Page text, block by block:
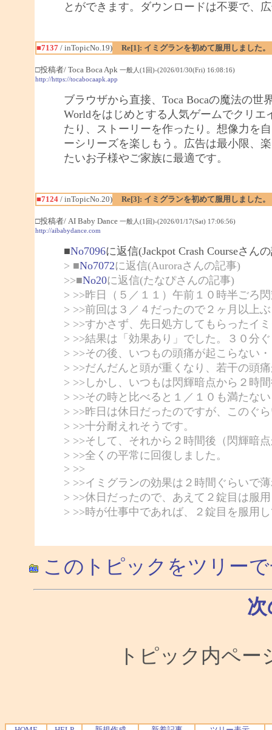
とができます。ダウンロードは不要で、
■7137/ inTopicNo.19) Re[1]: イミグランを初めて服用しました。
□投稿者/ Toca Boca Apk 一般人(1回)-(2026/01/30(Fri) 16:08:16)
http://https://tocabocaapk.app
ブラウザから直接、Toca Bocaの魔法の
Worldをはじめとする人気ゲームでクリ
たり、ストーリーを作ったり。想像力を
ーシリーズを楽しもう。広告は最小限、
たいお子様やご家族に最適です。
■7124/ inTopicNo.20) Re[3]: イミグランを初めて服用しました。
□投稿者/ AI Baby Dance 一般人(1回)-(2026/01/17(Sat) 17:06:56)
http://aibabydance.com
■No7096に返信(Jackpot Crash Courseさん
> ■No7072に返信(Auroraさんの記事)
>>■No20に返信(たなぴさんの記事)
> >>昨日（５／１１）午前１０時半ごろ
> >>前回は３／４だったので２ヶ月以上
> >>すかさず、先日処方してもらったイ
> >>結果は「効果あり」でした。３０分
> >>その後、いつもの頭痛が起こらない
> >>だんだんと頭が重くなり、若干の頭
> >>しかし、いつもは閃輝暗点から２時
> >>その時と比べると１／１０も満たな
> >>昨日は休日だったのですが、このぐ
> >>十分耐えれそうです。
> >>そして、それから２時間後（閃輝暗
> >>全くの平常に回復しました。
> >>
> >>イミグランの効果は２時間ぐらいで
> >>休日だったので、あえて２錠目は服
> >>時が仕事中であれば、２錠目を服用
このトピックをツリー
次
トピック内ペー